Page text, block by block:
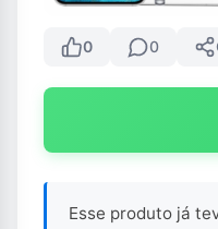
0 0
Esse produto já